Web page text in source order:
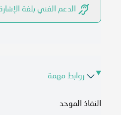
الدعم الفني بلغة
روابط مهمة
النفاذ الموحد